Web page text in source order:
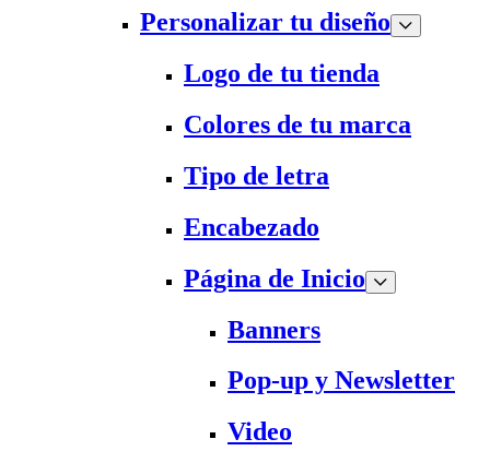
Personalizar tu diseño
Logo de tu tienda
Colores de tu marca
Tipo de letra
Encabezado
Página de Inicio
Banners
Pop-up y Newsletter
Video